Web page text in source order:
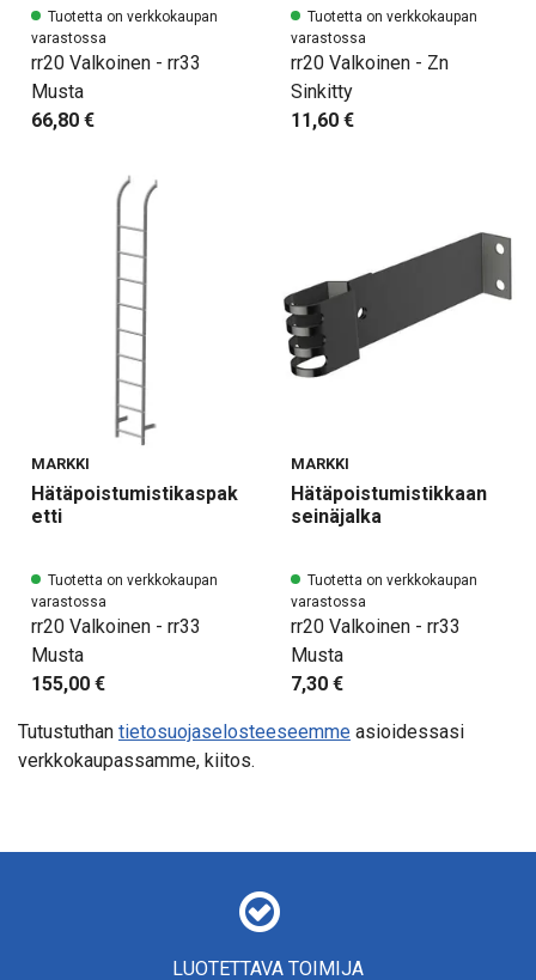
Tuotetta on verkkokaupan
varastossa
rr20 Valkoinen - rr33
Musta
66,80 €
Tuotetta on verkkokaupan
varastossa
rr20 Valkoinen - Zn
Sinkitty
11,60 €
MARKKI
Hätäpoistumistikaspak
etti
Tuotetta on verkkokaupan
varastossa
rr20 Valkoinen - rr33
Musta
155,00 €
MARKKI
Hätäpoistumistikkaan
seinäjalka
Tuotetta on verkkokaupan
varastossa
rr20 Valkoinen - rr33
Musta
7,30 €
Tutustuthan tietosuojaselosteeseemme asioidessasi
verkkokaupassamme, kiitos.
LUOTETTAVA TOIMIJA